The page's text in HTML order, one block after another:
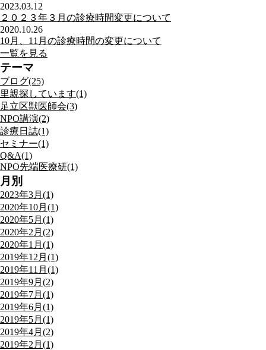
2023.03.12
２０２３年３月の診療時間変更について
2020.10.26
10月、11月の診療時間の変更について
一覧を見る
テーマ
ブログ(25)
里親探しています(1)
足立区獣医師会(3)
NPO講演(2)
診療日誌(1)
セミナー(1)
Q&A(1)
NPO先端医療研(1)
月別
2023年3月(1)
2020年10月(1)
2020年5月(1)
2020年2月(2)
2020年1月(1)
2019年12月(1)
2019年11月(1)
2019年9月(2)
2019年7月(1)
2019年6月(1)
2019年5月(1)
2019年4月(2)
2019年2月(1)